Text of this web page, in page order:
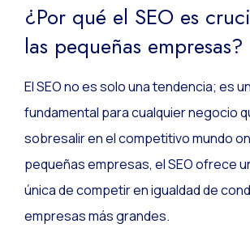
¿Por qué el SEO es
las pequeñas empresas?
El SEO no es solo una tendencia; es
fundamental para cualquier negocio
sobresalir en el competitivo mundo
pequeñas empresas, el SEO ofrece
única de competir en igualdad de
empresas más grandes.